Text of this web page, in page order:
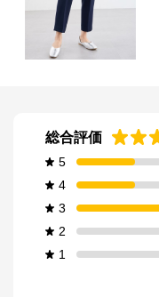
総合評価
5
4
3
2
1